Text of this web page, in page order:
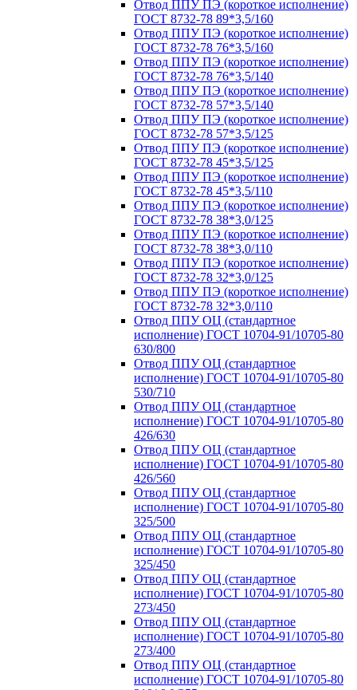
Отвод ППУ ПЭ (короткое исполнение)
ГОСТ 8732-78 89*3,5/160
Отвод ППУ ПЭ (короткое исполнение)
ГОСТ 8732-78 76*3,5/160
Отвод ППУ ПЭ (короткое исполнение)
ГОСТ 8732-78 76*3,5/140
Отвод ППУ ПЭ (короткое исполнение)
ГОСТ 8732-78 57*3,5/140
Отвод ППУ ПЭ (короткое исполнение)
ГОСТ 8732-78 57*3,5/125
Отвод ППУ ПЭ (короткое исполнение)
ГОСТ 8732-78 45*3,5/125
Отвод ППУ ПЭ (короткое исполнение)
ГОСТ 8732-78 45*3,5/110
Отвод ППУ ПЭ (короткое исполнение)
ГОСТ 8732-78 38*3,0/125
Отвод ППУ ПЭ (короткое исполнение)
ГОСТ 8732-78 38*3,0/110
Отвод ППУ ПЭ (короткое исполнение)
ГОСТ 8732-78 32*3,0/125
Отвод ППУ ПЭ (короткое исполнение)
ГОСТ 8732-78 32*3,0/110
Отвод ППУ ОЦ (стандартное
исполнение) ГОСТ 10704-91/10705-80
630/800
Отвод ППУ ОЦ (стандартное
исполнение) ГОСТ 10704-91/10705-80
530/710
Отвод ППУ ОЦ (стандартное
исполнение) ГОСТ 10704-91/10705-80
426/630
Отвод ППУ ОЦ (стандартное
исполнение) ГОСТ 10704-91/10705-80
426/560
Отвод ППУ ОЦ (стандартное
исполнение) ГОСТ 10704-91/10705-80
325/500
Отвод ППУ ОЦ (стандартное
исполнение) ГОСТ 10704-91/10705-80
325/450
Отвод ППУ ОЦ (стандартное
исполнение) ГОСТ 10704-91/10705-80
273/450
Отвод ППУ ОЦ (стандартное
исполнение) ГОСТ 10704-91/10705-80
273/400
Отвод ППУ ОЦ (стандартное
исполнение) ГОСТ 10704-91/10705-80